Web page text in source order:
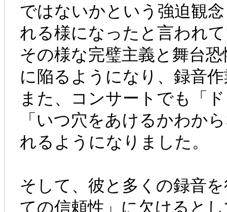
ではないかという強迫観
れる様になったと言われ
その様な完璧主義と舞台
に陥るようになり、録音
また、コンサートでも「
「いつ穴をあけるかわか
れるようになりました。
そして、彼と多くの録音
ての信頼性」に欠けると